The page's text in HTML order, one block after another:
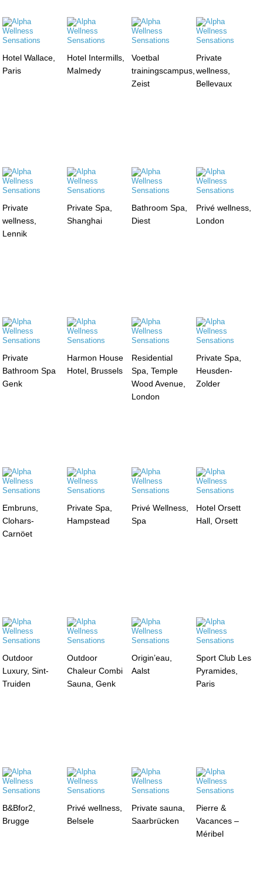
Hotel Wallace,
Paris
Hotel Intermills,
Malmedy
Voetbal
trainingscampus,
Zeist
Private
wellness,
Bellevaux
Private
wellness,
Lennik
Private Spa,
Shanghai
Bathroom Spa,
Diest
Privé wellness,
London
Private
Bathroom Spa
Genk
Harmon House
Hotel, Brussels
Residential
Spa, Temple
Wood Avenue,
London
Private Spa,
Heusden-
Zolder
Embruns,
Clohars-
Carnöet
Private Spa,
Hampstead
Privé Wellness,
Spa
Hotel Orsett
Hall, Orsett
Outdoor
Luxury, Sint-
Truiden
Outdoor
Chaleur Combi
Sauna, Genk
Origin’eau,
Aalst
Sport Club Les
Pyramides,
Paris
B&Bfor2,
Brugge
Privé wellness,
Belsele
Private sauna,
Saarbrücken
Pierre &
Vacances –
Méribel